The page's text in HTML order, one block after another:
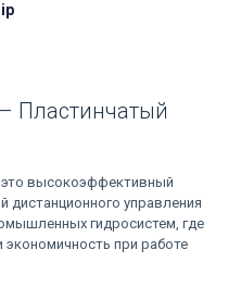
Пластинчатый
высокоэффективный
дистанционного управления
гидросистем, где
экономичность при работе